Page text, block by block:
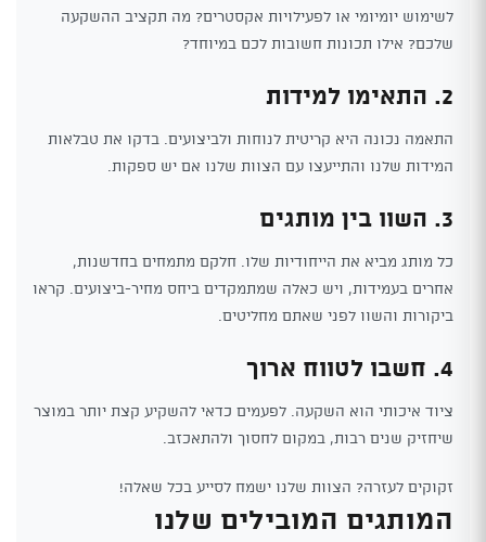
לשימוש יומיומי או לפעילויות אקסטרים? מה תקציב ההשקעה
שלכם? אילו תכונות חשובות לכם במיוחד?
2. התאימו למידות
התאמה נכונה היא קריטית לנוחות ולביצועים. בדקו את טבלאות
המידות שלנו והתייעצו עם הצוות שלנו אם יש ספקות.
3. השוו בין מותגים
כל מותג מביא את הייחודיות שלו. חלקם מתמחים בחדשנות,
אחרים בעמידות, ויש כאלה שמתמקדים ביחס מחיר-ביצועים. קראו
ביקורות והשוו לפני שאתם מחליטים.
4. חשבו לטווח ארוך
ציוד איכותי הוא השקעה. לפעמים כדאי להשקיע קצת יותר במוצר
שיחזיק שנים רבות, במקום לחסוך ולהתאכזב.
זקוקים לעזרה? הצוות שלנו ישמח לסייע בכל שאלה!
המותגים המובילים שלנו